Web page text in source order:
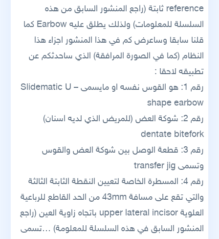
reference ثابتة (راجع المنشور السابق من هذه
السلسلة للمعلومات) ولذلك يطلق عليه Earbow كما
قلنا سابقا وساعرض كم في هذا المنشور اجزاء هذا
النظام (كما في الصورة المرافقة) الذي ساحدثكم عن
تطبيقه لاحقا :
رقم 1: هو القوس نفسه او مايسمى Slidematic U –
shape earbow
رقم 2: شوكة العض (للمريض الذي لديه اسنان)
dentate bitefork
رقم 3: قطعة الوصل بين شوكة العض والقوس
وتسمى transfer jig
رقم 4: المسطرة الخاصة لتعيين النقطة الثابتة الثالثة
والتي تقع على مسافة 43mm من الحد القاطع للرباعية
العلوية upper lateral incisor باتجاه زاوية العين (راجع
المنشور السابق في هذه السلسلة للمعلومة) …تسمى